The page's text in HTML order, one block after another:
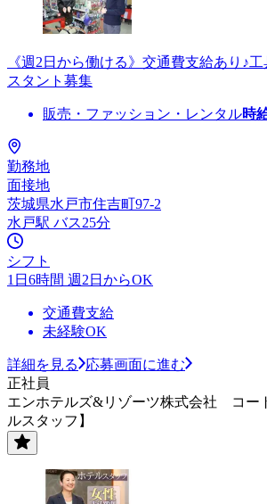
《週2日から働ける》交通費支給あり♪
スタント募集
販売・ファッション・レンタル時
勤務地
面接地
茨城県水戸市住吉町97-2
水戸駅 バス25分
シフト
1日6時間 週2日からOK
交通費支給
未経験OK
詳細を見る
応募画面に進む
正社員
エンホテルズ&リゾーツ株式会社 コー
ルスタッフ】